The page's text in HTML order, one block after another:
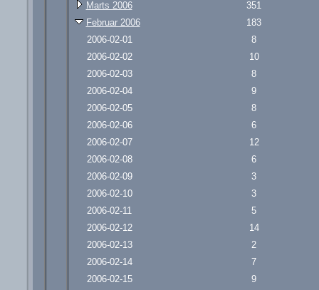
Marts 2006
351
Februar 2006
183
2006-02-01
8
2006-02-02
10
2006-02-03
8
2006-02-04
9
2006-02-05
8
2006-02-06
6
2006-02-07
12
2006-02-08
6
2006-02-09
3
2006-02-10
3
2006-02-11
5
2006-02-12
14
2006-02-13
2
2006-02-14
7
2006-02-15
9